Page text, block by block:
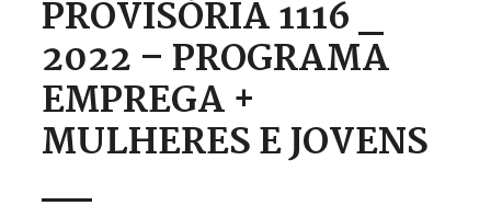
PROVISÓRIA 1116 _
2022 – PROGRAMA
EMPREGA +
MULHERES E JOVENS
__